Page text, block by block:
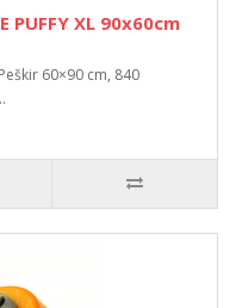
PUFFY XL 90x60cm
60×90 cm, 840